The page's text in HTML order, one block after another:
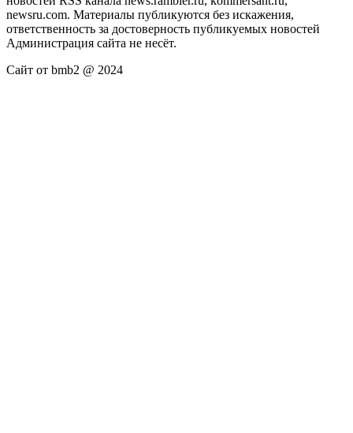
newsru.com. Материалы публикуются без искажения,
ответственность за достоверность публикуемых новостей
Администрация сайта не несёт.
Сайт от bmb2 @ 2024